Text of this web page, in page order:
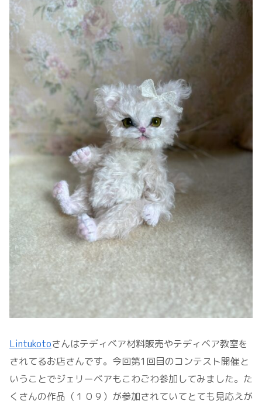
Lintukotoさんはテディベア材料販売やテディベア教室を
されてるお店さんです。今回第1回目のコンテスト開催と
いうことでジェリーベアもこわごわ参加してみました。た
くさんの作品（１０９）が参加されていてとても見応えが